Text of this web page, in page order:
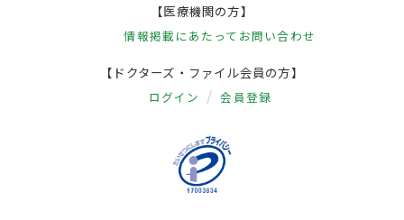
【医療機関の方】
情報掲載にあたって お問い合わせ
【ドクターズ・ファイル会員の方】
ログイン 会員登録